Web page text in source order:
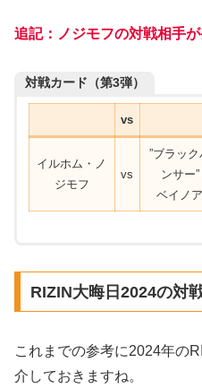
追記：ノジモフの対戦相手が
対戦カード（第3弾）
vs
イルホム・ノ
ジモフ
vs
”ブラック
ンサー”
ベイノア
RIZIN大晦日2024の対
これまでの参考に2024年の
介しておきますね。